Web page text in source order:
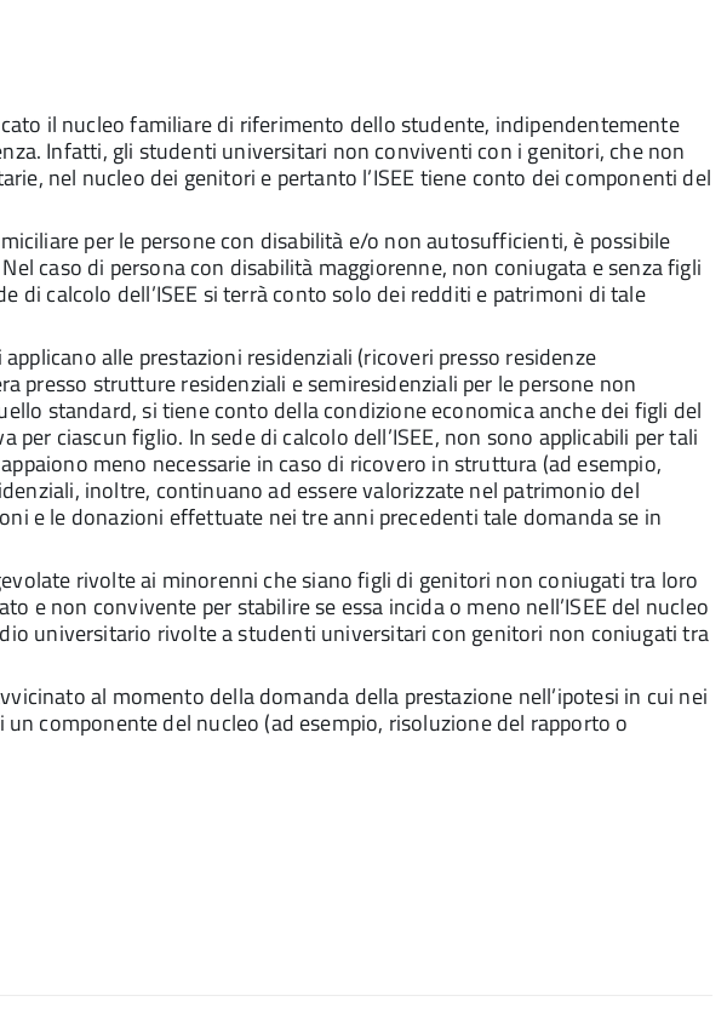
il nucleo familiare di riferimento dello studente, indipendentemente
Infatti, gli studenti universitari non conviventi con i genitori, che non
nel nucleo dei genitori e pertanto l’ISEE tiene conto dei componenti del
per le persone con disabilità e/o non autosufficienti, è possibile
caso di persona con disabilità maggiorenne, non coniugata e senza figli
di calcolo dell’ISEE si terrà conto solo dei redditi e patrimoni di tale
alle prestazioni residenziali (ricoveri presso residenze
presso strutture residenziali e semiresidenziali per le persone non
standard, si tiene conto della condizione economica anche dei figli del
ciascun figlio. In sede di calcolo dell’ISEE, non sono applicabili per tali
meno necessarie in caso di ricovero in struttura (ad esempio,
inoltre, continuano ad essere valorizzate nel patrimonio del
e le donazioni effettuate nei tre anni precedenti tale domanda se in
rivolte ai minorenni che siano figli di genitori non coniugati tra loro
e non convivente per stabilire se essa incida o meno nell’ISEE del nucleo
universitario rivolte a studenti universitari con genitori non coniugati tra
al momento della domanda della prestazione nell’ipotesi in cui nei
componente del nucleo (ad esempio, risoluzione del rapporto o